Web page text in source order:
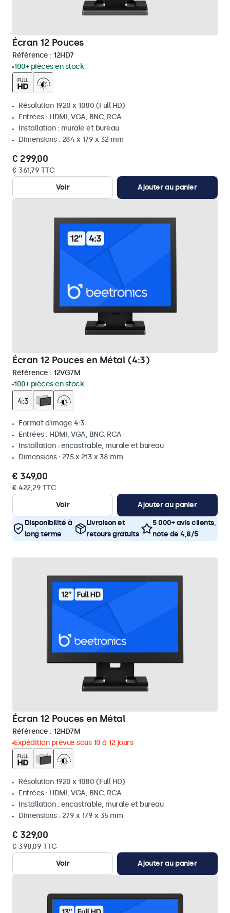
Écran 12 Pouces
Référence : 12HD7
100+ pièces en stock
Résolution 1920 x 1080 (Full HD)
Entrées : HDMI, VGA, BNC, RCA
Installation : murale et bureau
Dimensions : 284 x 179 x 32 mm
€ 299,00
€ 361,79 TTC
Voir
Ajouter au panier
Écran 12 Pouces en Métal (4:3)
Référence : 12VG7M
100+ pièces en stock
Format d'image 4:3
Entrées : HDMI, VGA, BNC, RCA
Installation : encastrable, murale et bureau
Dimensions : 275 x 213 x 38 mm
€ 349,00
€ 422,29 TTC
Voir
Ajouter au panier
Disponibilité à
long terme
Livraison et
retours gratuits
5 000+ avis clients,
note de 4,8/5
Écran 12 Pouces en Métal
Référence : 12HD7M
Expédition prévue sous 10 à 12 jours
Résolution 1920 x 1080 (Full HD)
Entrées : HDMI, VGA, BNC, RCA
Installation : encastrable, murale et bureau
Dimensions : 279 x 179 x 35 mm
€ 329,00
€ 398,09 TTC
Voir
Ajouter au panier